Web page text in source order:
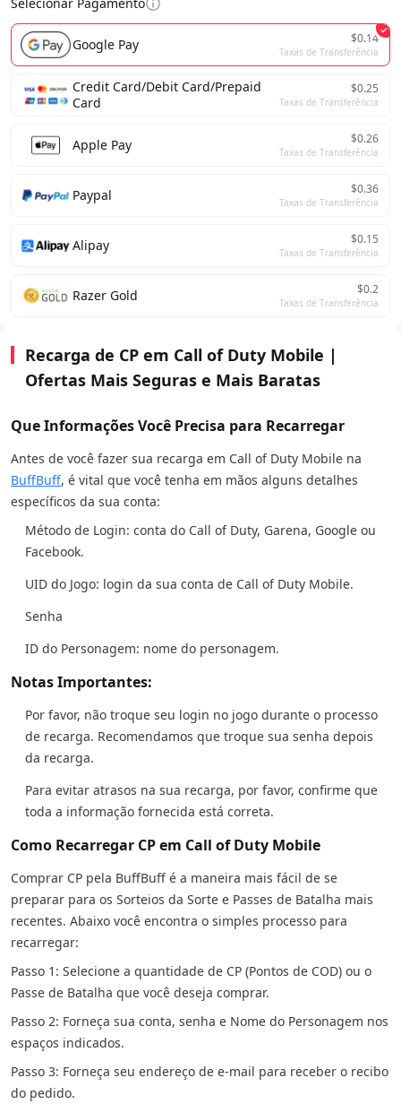
Google Pay $0.14
Taxas de Transferência
Credit Card/Debit Card/Prepaid
Card
$0.25
Taxas de Transferência
Apple Pay $0.26
Taxas de Transferência
Paypal $0.36
Taxas de Transferência
Alipay $0.15
Taxas de Transferência
Razer Gold $0.2
Taxas de Transferência
Recarga de CP em Call of Duty Mobile |
Ofertas Mais Seguras e Mais Baratas
Que Informações Você Precisa para Recarregar
Antes de você fazer sua recarga em Call of Duty Mobile na
BuffBuff, é vital que você tenha em mãos alguns detalhes
específicos da sua conta:
Método de Login: conta do Call of Duty, Garena, Google ou
Facebook.
UID do Jogo: login da sua conta de Call of Duty Mobile.
Senha
ID do Personagem: nome do personagem.
Notas Importantes:
Por favor, não troque seu login no jogo durante o processo
de recarga. Recomendamos que troque sua senha depois
da recarga.
Para evitar atrasos na sua recarga, por favor, confirme que
toda a informação fornecida está correta.
Como Recarregar CP em Call of Duty Mobile
Comprar CP pela BuffBuff é a maneira mais fácil de se
preparar para os Sorteios da Sorte e Passes de Batalha mais
recentes. Abaixo você encontra o simples processo para
recarregar:
Passo 1: Selecione a quantidade de CP (Pontos de COD) ou o
Passe de Batalha que você deseja comprar.
Passo 2: Forneça sua conta, senha e Nome do Personagem nos
espaços indicados.
Passo 3: Forneça seu endereço de e-mail para receber o recibo
do pedido.